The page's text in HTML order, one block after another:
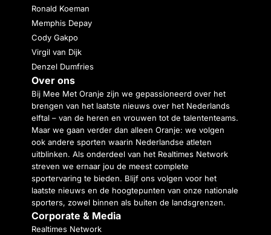
Ronald Koeman
Memphis Depay
Cody Gakpo
Virgil van Dijk
Denzel Dumfries
Over ons
Bij Mee Met Oranje zijn we gepassioneerd over het
brengen van het laatste nieuws over het Nederlands
elftal – van de heren en vrouwen tot de talententeams.
Maar we gaan verder dan alleen Oranje: we volgen
ook andere sporten waarin Nederlandse atleten
uitblinken. Als onderdeel van het Realtimes Network
streven we ernaar jou de meest complete
sportervaring te bieden. Blijf ons volgen voor het
laatste nieuws en de hoogtepunten van onze nationale
sporters, zowel binnen als buiten de landsgrenzen.
Corporate & Media
Realtimes Network